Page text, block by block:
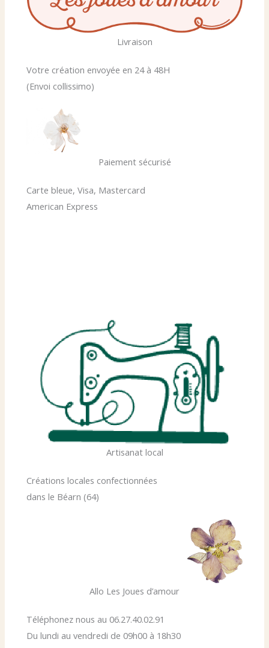
Livraison
Votre création envoyée en 24 à 48H
(Envoi collissimo)
Paiement sécurisé
Carte bleue, Visa, Mastercard
American Express
Artisanat local
Créations locales confectionnées
dans le Béarn (64)
Allo Les Joues d’amour
Téléphonez nous au 06.27.40.02.91
Du lundi au vendredi de 09h00 à 18h30